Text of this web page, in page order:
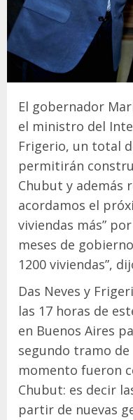
El gobernador
el ministro del
Frigerio, un total
permitirán
Chubut y además
acordamos el
viviendas más”
meses de
1200 viviendas”,
Das Neves y
las 17 horas de
en Buenos Aires
segundo tramo de
momento fueron
Chubut: es decir
partir de nuevas